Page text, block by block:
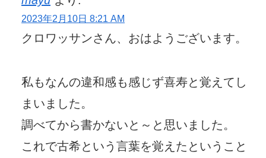
2023年2月10日 8:21 AM
クロワッサンさん、おはようございます。
私もなんの違和感も感じず喜寿と覚えてし
まいました。
調べてから書かないと～と思いました。
これで古希という言葉を覚えたということ